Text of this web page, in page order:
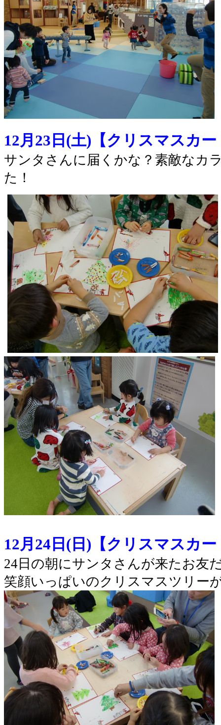
12月23日(土)【クリスマスカ
サンタさんに届くかな？素敵なカ
た！
12月24日(日)【クリスマスカ
24日の朝にサンタさんが来たお友
笑顔いっぱいのクリスマスツリー